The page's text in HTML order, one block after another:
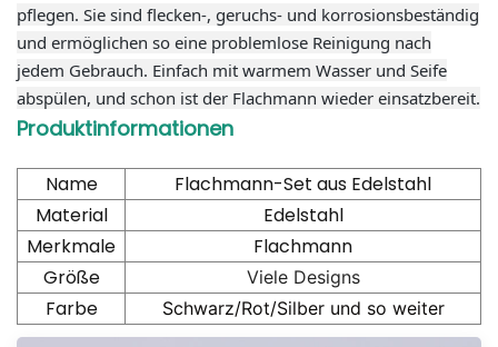
pflegen. Sie sind flecken-, geruchs- und korrosionsbeständig
und ermöglichen so eine problemlose Reinigung nach
jedem Gebrauch. Einfach mit warmem Wasser und Seife
abspülen, und schon ist der Flachmann wieder einsatzbereit.
Produktinformationen
Name
Flachmann-Set aus Edelstahl
Material
Edelstahl
Merkmale
Flachmann
Größe
Viele Designs
Farbe Schwarz/Rot/Silber und so weiter